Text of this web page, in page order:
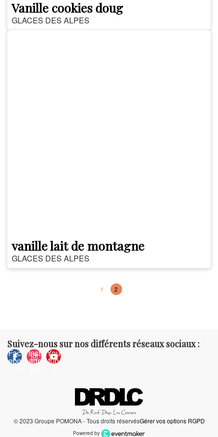
Vanille cookies doug
GLACES DES ALPES
vanille lait de montagne
GLACES DES ALPES
1 2
Suivez-nous sur nos différents réseaux sociaux :
Fac
ebo
Inst
agr
You
tub
© 2023 Groupe POMONA - Tous droits réservésGérer vos options RGPD
Powered by